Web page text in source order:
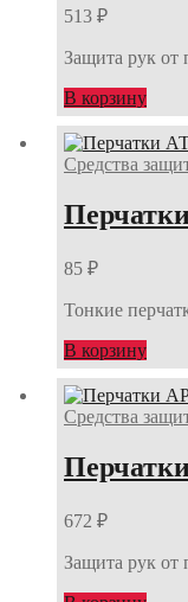
513 ₽
Защита рук от
В корзину
Средства
85 ₽
Тонкие
В корзину
Средства
672 ₽
Защита рук от